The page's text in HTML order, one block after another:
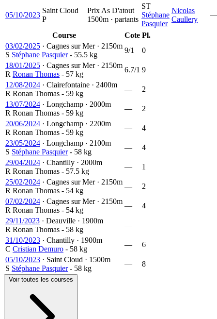
05/10/2023
Saint Cloud
P
Prix As D'atout
1500m · partants
ST
Stéphane
Pasquier
Nicolas
Caullery
Course Cote Pl.
03/02/2025 · Cagnes sur Mer · 2150m
S Stéphane Pasquier - 55.5 kg
9/1
0
18/01/2025 · Cagnes sur Mer · 2150m
R Ronan Thomas - 57 kg
6.7/1 9
12/08/2024 · Clairefontaine · 2400m
R Ronan Thomas - 59 kg
—
2
13/07/2024 · Longchamp · 2000m
R Ronan Thomas - 59 kg
—
2
20/06/2024 · Longchamp · 2200m
R Ronan Thomas - 59 kg
—
4
23/05/2024 · Longchamp · 2100m
S Stéphane Pasquier - 58 kg
—
4
29/04/2024 · Chantilly · 2000m
R Ronan Thomas - 57.5 kg
—
1
25/02/2024 · Cagnes sur Mer · 2150m
R Ronan Thomas - 54 kg
—
2
07/02/2024 · Cagnes sur Mer · 2150m
R Ronan Thomas - 54 kg
—
4
29/11/2023 · Deauville · 1900m
R Ronan Thomas - 58 kg
—
31/10/2023 · Chantilly · 1900m
C Cristian Demuro - 58 kg
—
6
05/10/2023 · Saint Cloud · 1500m
S Stéphane Pasquier - 58 kg
— 8
Voir toutes les courses